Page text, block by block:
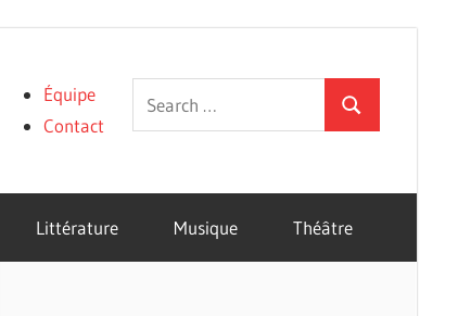
Search
for:
Search
Équipe
Contact
Littérature Musique Théâtre